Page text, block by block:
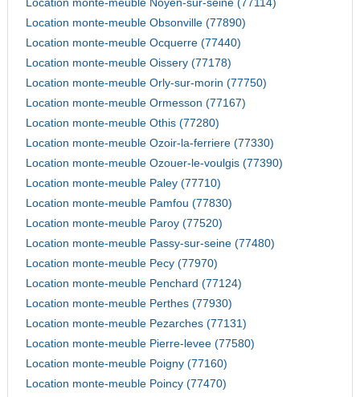
Location monte-meuble Noyen-sur-seine (77114)
Location monte-meuble Obsonville (77890)
Location monte-meuble Ocquerre (77440)
Location monte-meuble Oissery (77178)
Location monte-meuble Orly-sur-morin (77750)
Location monte-meuble Ormesson (77167)
Location monte-meuble Othis (77280)
Location monte-meuble Ozoir-la-ferriere (77330)
Location monte-meuble Ozouer-le-voulgis (77390)
Location monte-meuble Paley (77710)
Location monte-meuble Pamfou (77830)
Location monte-meuble Paroy (77520)
Location monte-meuble Passy-sur-seine (77480)
Location monte-meuble Pecy (77970)
Location monte-meuble Penchard (77124)
Location monte-meuble Perthes (77930)
Location monte-meuble Pezarches (77131)
Location monte-meuble Pierre-levee (77580)
Location monte-meuble Poigny (77160)
Location monte-meuble Poincy (77470)